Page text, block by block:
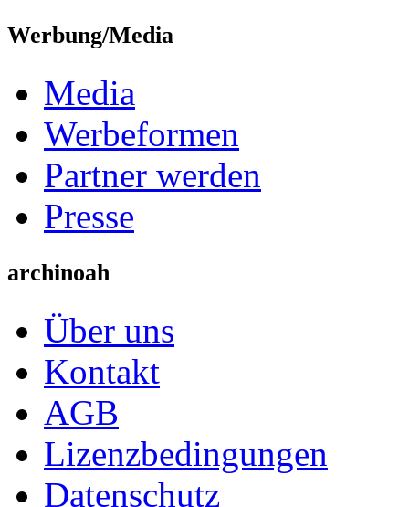
Werbung/Media
Media
Werbeformen
Partner werden
Presse
archinoah
Über uns
Kontakt
AGB
Lizenzbedingungen
Datenschutz